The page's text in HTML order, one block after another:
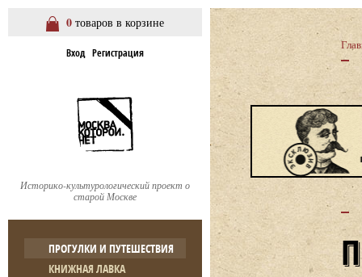
0 товаров в корзине
Вход Регистрация
Историко-культурологический проект о
старой Москве
ПРОГУЛКИ И ПУТЕШЕСТВИЯ
КНИЖНАЯ ЛАВКА